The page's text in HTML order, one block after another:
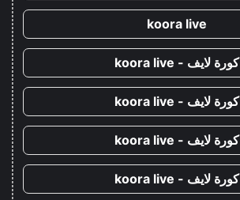
koora live
كورة لايف - koora live
كورة لايف - koora live
كورة لايف - koora live
كورة لايف - koora live